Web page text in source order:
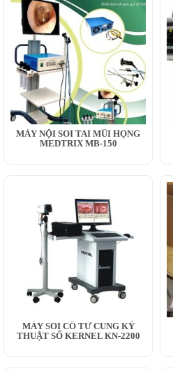
MÁY NỘI SOI TAI MŨI HỌNG
MEDTRIX MB-150
MÁY SOI CỔ TỬ CUNG KỸ
THUẬT SỐ KERNEL KN-2200